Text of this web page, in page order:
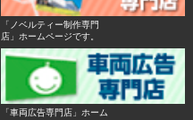
「ノベルティー制作専門
店」ホームページです。
「車両広告専門店」ホーム